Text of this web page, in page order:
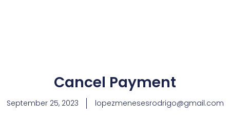
Cancel Payment
September 25, 2023 lopezmenesesrodrigo@gmail.com